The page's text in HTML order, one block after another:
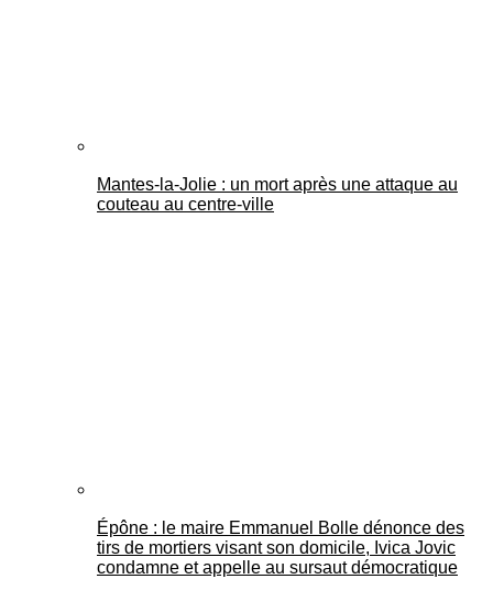
Mantes-la-Jolie : un mort après une attaque au
couteau au centre-ville
Épône : le maire Emmanuel Bolle dénonce des
tirs de mortiers visant son domicile, Ivica Jovic
condamne et appelle au sursaut démocratique